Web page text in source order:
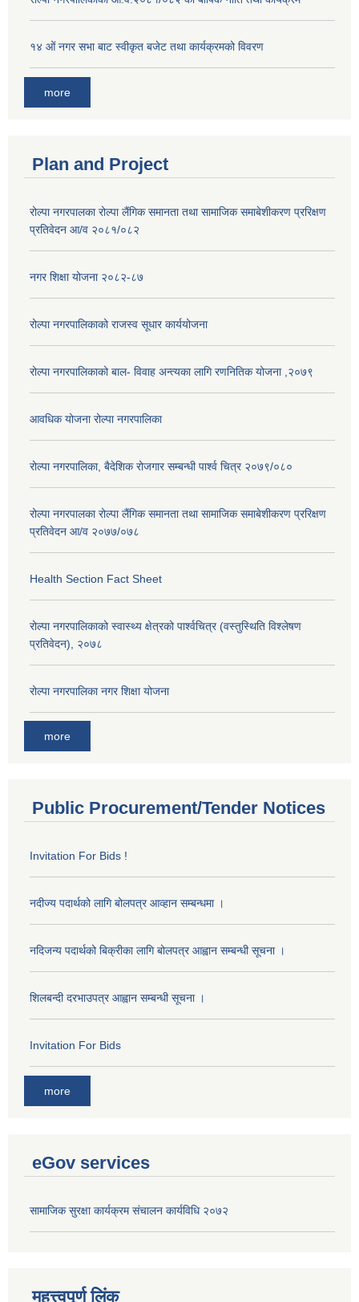
१४ ओं नगर सभा बाट स्वीकृत बजेट तथा कार्यक्रमको विवरण
more
Plan and Project
रोल्पा नगरपालका रोल्पा लैंगिक समानता तथा सामाजिक समाबेशीकरण प्ररिक्षण
प्रतिवेदन आ/व २०८१/०८२
नगर शिक्षा योजना २०८२-८७
रोल्पा नगरपालिकाको राजस्व सूधार कार्ययोजना
रोल्पा नगरपालिकाको बाल- विवाह अन्त्यका लागि रणनितिक योजना ,२०७९
आवधिक योजना रोल्पा नगरपालिका
रोल्पा नगरपालिका, बैदेशिक रोजगार सम्बन्धी पार्श्व चित्र २०७९/०८०
रोल्पा नगरपालका रोल्पा लैंगिक समानता तथा सामाजिक समाबेशीकरण प्ररिक्षण
प्रतिवेदन आ/व २०७७/०७८
Health Section Fact Sheet
रोल्पा नगरपालिकाको स्वास्थ्य क्षेत्रको पार्श्वचित्र (वस्तुस्थिति विश्लेषण
प्रतिवेदन), २०७८
रोल्पा नगरपालिका नगर शिक्षा योजना
more
Public Procurement/Tender Notices
Invitation For Bids !
नदीज्य पदार्थको लागि बोलपत्र आव्हान सम्बन्धमा ।
नदिजन्य पदार्थको बिक्रीका लागि बोलपत्र आह्वान सम्बन्धी सूचना ।
शिलबन्दी दरभाउपत्र आह्वान सम्बन्धी सूचना ।
Invitation For Bids
more
eGov services
सामाजिक सुरक्षा कार्यक्रम संचालन कार्यविधि २०७२
महत्त्वपूर्ण लिंक